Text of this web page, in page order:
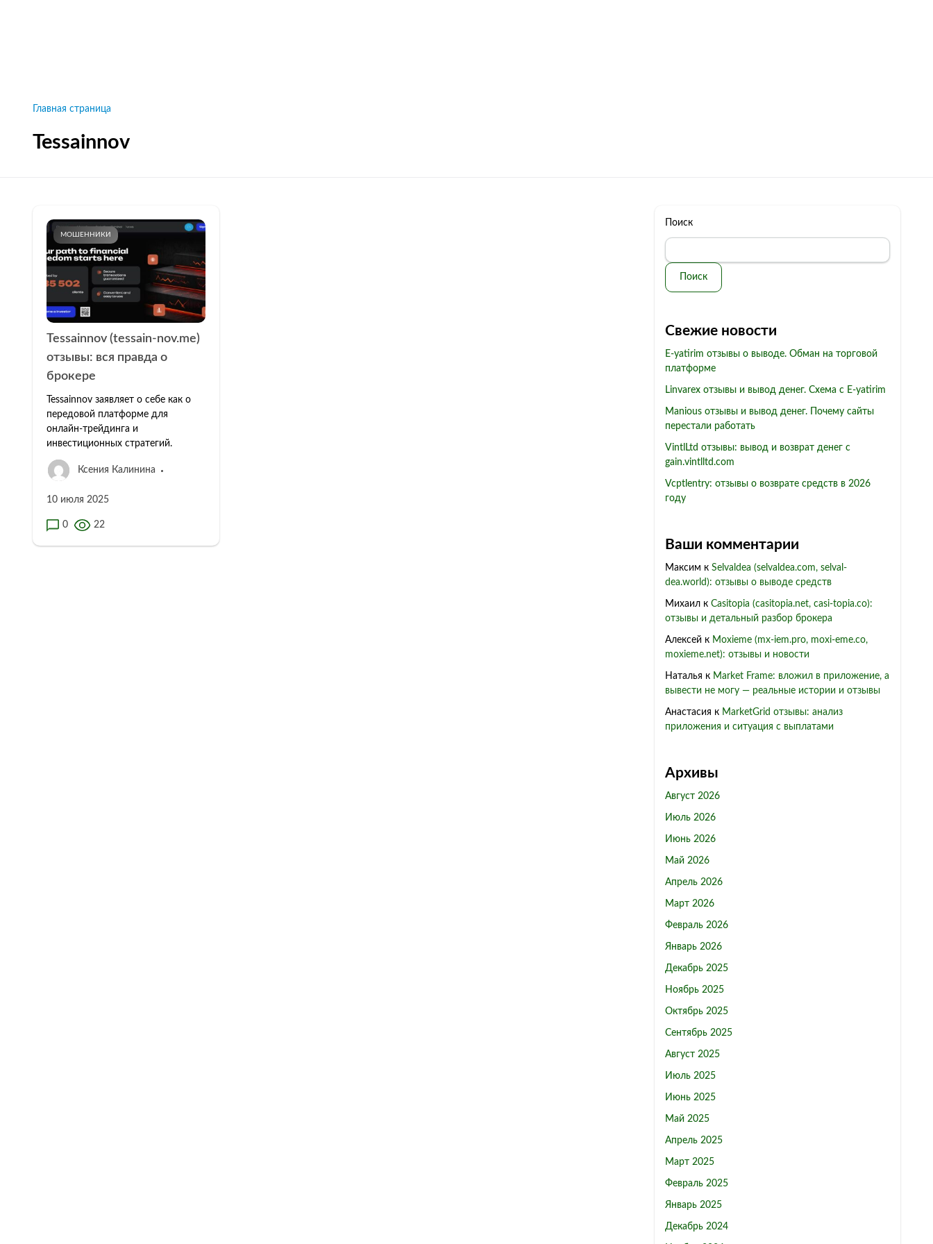
Главная страница
Tessainnov
МОШЕННИКИ
Tessainnov (tessain-nov.me)
отзывы: вся правда о
брокере
Tessainnov заявляет о себе как о
передовой платформе для
онлайн-трейдинга и
инвестиционных стратегий.
Ксения Калинина
10 июля 2025
0 22
Поиск
Поиск
Свежие новости
E-yatirim отзывы о выводе. Обман на торговой
платформе
Linvarex отзывы и вывод денег. Схема с E-yatirim
Manious отзывы и вывод денег. Почему сайты
перестали работать
VintlLtd отзывы: вывод и возврат денег с
gain.vintlltd.com
Vcptlentry: отзывы о возврате средств в 2026
году
Ваши комментарии
Максим к Selvaldea (selvaldea.com, selval-
dea.world): отзывы о выводе средств
Михаил к Casitopia (casitopia.net, casi-topia.co):
отзывы и детальный разбор брокера
Алексей к Moxieme (mx-iem.pro, moxi-eme.co,
moxieme.net): отзывы и новости
Наталья к Market Frame: вложил в приложение, а
вывести не могу — реальные истории и отзывы
Анастасия к MarketGrid отзывы: анализ
приложения и ситуация с выплатами
Архивы
Август 2026
Июль 2026
Июнь 2026
Май 2026
Апрель 2026
Март 2026
Февраль 2026
Январь 2026
Декабрь 2025
Ноябрь 2025
Октябрь 2025
Сентябрь 2025
Август 2025
Июль 2025
Июнь 2025
Май 2025
Апрель 2025
Март 2025
Февраль 2025
Январь 2025
Декабрь 2024